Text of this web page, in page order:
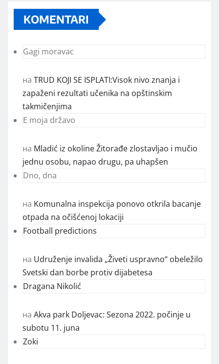
KOMENTARI
Gagi moravac
на TRUD KOJI SE ISPLATI:Visok nivo znanja i
zapaženi rezultati učenika na opštinskim
takmičenjima
E moja državo
на Mladić iz okoline Žitorađe zlostavljao i mučio
jednu osobu, napao drugu, pa uhapšen
Dno, dna
на Komunalna inspekcija ponovo otkrila bacanje
otpada na očišćenoj lokaciji
Football predictions
на Udruženje invalida „Živeti uspravno“ obeležilo
Svetski dan borbe protiv dijabetesa
Dragana Nikolić
на Akva park Doljevac: Sezona 2022. počinje u
subotu 11. juna
Zoki